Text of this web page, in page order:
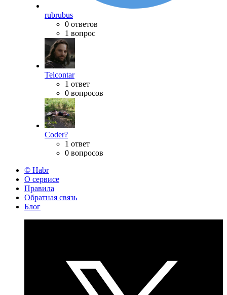
rubrubus
0 ответов
1 вопрос
Telcontar
1 ответ
0 вопросов
Coder?
1 ответ
0 вопросов
© Habr
О сервисе
Правила
Обратная связь
Блог